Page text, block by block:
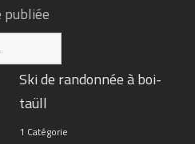
Ski de randonnée à boi-
taüll
1 Catégorie